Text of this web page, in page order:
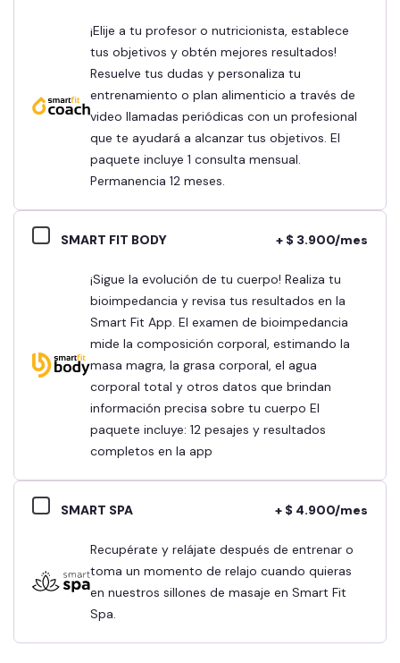
¡Elije a tu profesor o nutricionista, establece
tus objetivos y obtén mejores resultados!
Resuelve tus dudas y personaliza tu
entrenamiento o plan alimenticio a través de
video llamadas periódicas con un profesional
que te ayudará a alcanzar tus objetivos. El
paquete incluye 1 consulta mensual.
Permanencia 12 meses.
SMART FIT BODY + $ 3.900/mes
¡Sigue la evolución de tu cuerpo! Realiza tu
bioimpedancia y revisa tus resultados en la
Smart Fit App. El examen de bioimpedancia
mide la composición corporal, estimando la
masa magra, la grasa corporal, el agua
corporal total y otros datos que brindan
información precisa sobre tu cuerpo El
paquete incluye: 12 pesajes y resultados
completos en la app
SMART SPA + $ 4.900/mes
Recupérate y relájate después de entrenar o
toma un momento de relajo cuando quieras
en nuestros sillones de masaje en Smart Fit
Spa.